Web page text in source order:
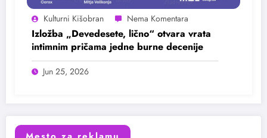
Kulturni Kišobran
Izložba „Devedesete, lično“ otvara vrata
intimnim pričama jedne burne decenije
Jun 25, 2026